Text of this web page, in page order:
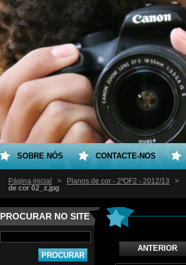
Página inicial > Planos de cor - 2ºOF2 - 2012/13 >
de cor 02_z.jpg
PROCURAR NO SITE
ANTERIOR
SOBRE NÓS CONTACTE-NOS